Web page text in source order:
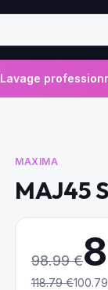
Lavage
MAXIMA
MAJ45
98.99€
118.79€100.79